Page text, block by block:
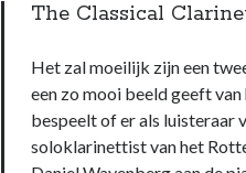
The Classical
Het zal moeilijk zijn een
een zo mooi beeld geeft
bespeelt of er als luisteraar
soloklarinettist van het